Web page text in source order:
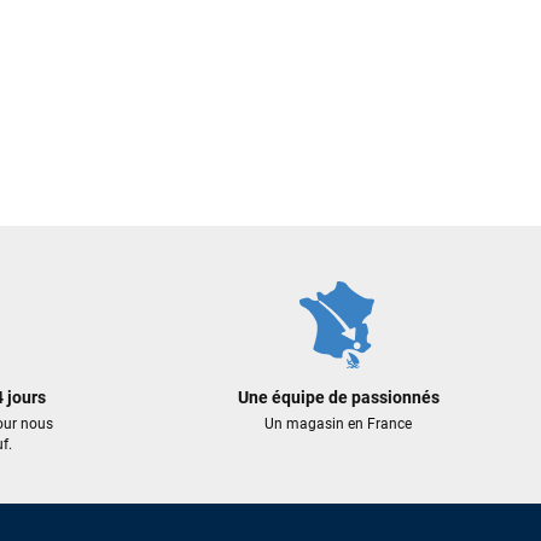
jours
nous
Une équipe de passionnés
Un magasin en France